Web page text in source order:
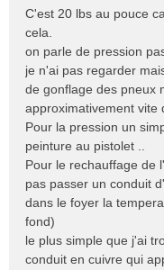
l
u
C'est 20 lbs au pouce
cela.
on parle de pression
je n'ai pas regarder
de gonflage des pneux
approximativement vite
Pour la pression un
peinture au pistolet ..
Pour le rechauffage de
pas passer un conduit
dans le foyer la
fond)
le plus simple que j'ai
conduit en cuivre qui